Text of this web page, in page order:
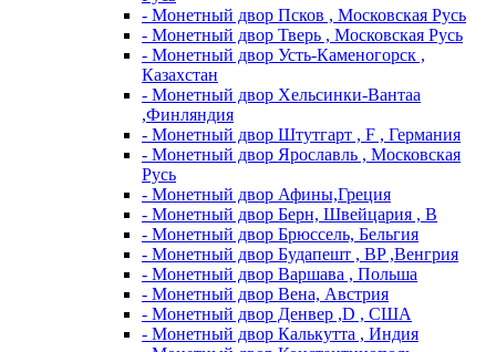
- Монетный двор Псков , Московская Русь
- Монетный двор Тверь , Московская Русь
- Монетный двор Усть-Каменогорск ,
Казахстан
- Монетный двор Хельсинки-Вантаа
,Финляндия
- Монетный двор Штутгарт , F , Германия
- Монетный двор Ярославль , Московская
Русь
- Монетный двор Афины,Греция
- Монетный двор Берн, Швейцария , В
- Монетный двор Брюссель, Бельгия
- Монетный двор Будапешт , BP ,Венгрия
- Монетный двор Варшава , Польша
- Монетный двор Вена, Австрия
- Монетный двор Денвер ,D , США
- Монетный двор Калькутта , Индия